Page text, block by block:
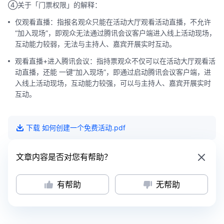
④关于「门票权限」的解释：
仅观看直播：指报名观众只能在活动大厅观看活动直播，不允许
“加入现场”，即观众无法通过腾讯会议客户端进入线上活动现场，
互动能力较弱，无法与主持人、嘉宾开展实时互动。
观看直播+进入腾讯会议：指持票观众不仅可以在活动大厅观看活
动直播，还能 一键“加入现场”，即通过启动腾讯会议客户端，进
入线上活动现场，互动能力较强，可以与主持人、嘉宾开展实时
互动。
下载 如何创建一个免费活动.pdf
文章内容是否对您有帮助？
有帮助 无帮助